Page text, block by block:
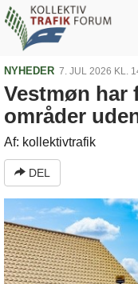
NYHEDER 7. JUL 2026 KL.
Vestmøn har
områder
Af: kollektivtrafik
DEL